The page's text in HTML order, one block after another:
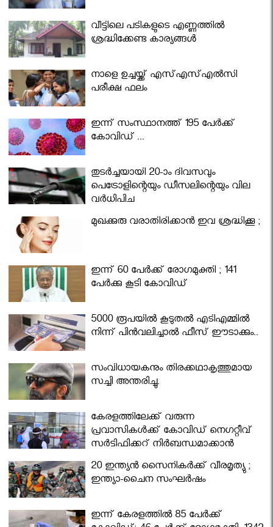
വീട്ടിലെ പടികളുടെ എണ്ണത്തിൽ
ശ്രദ്ധിക്കേണ്ട കാര്യങ്ങൾ
നാളെ ഉച്ചയ്ക്ക് എസ്എസ്എല്‍സി
പരീക്ഷ ഫലം
ഇന്ന് സംസ്ഥാനത്ത് 195 പേര്‍ക്ക്
കോവിഡ് ...
തുടർച്ചയായി 20-ാം ദിവസവും
പെട്രോളിന്റെയും ഡീസലിന്റെയും വില
വര്‍ധിപ്പിച്ചു
മുഖക്കുരു വരാതിരിക്കാന്‍ ഇവ ശ്രദ്ധിക്കൂ ;
ഇന്ന് 60 പേർക്ക് രോഗമുക്തി ; 141
പേര്‍ക്കു കൂടി കോവിഡ്
5000 രൂപയിൽ കൂടുതൽ എടിഎമ്മിൽ
നിന്ന് പിൻവലിച്ചാൽ ഫീസ് ഈടാക്കും..
സംവിധായകനും തിരക്കഥാകൃത്തുമായ
സച്ചി അന്തരിച്ചു.
കേരളത്തിലേക്ക് വരുന്ന
പ്രവാസികള്‍ക്ക് കോവിഡ് നെഗറ്റീവ്
സര്‍ട്ടിഫിക്കറ്റ് നിർബന്ധമാക്കാൻ
മന്ത്രിസഭ
20 ഇന്ത്യൻ സൈനികർക്ക് വീരമൃത്യു ;
ഇന്ത്യാ-ചൈന സംഘർഷം
ഇന്ന് കേരളത്തിൽ 85 പേർക്ക്